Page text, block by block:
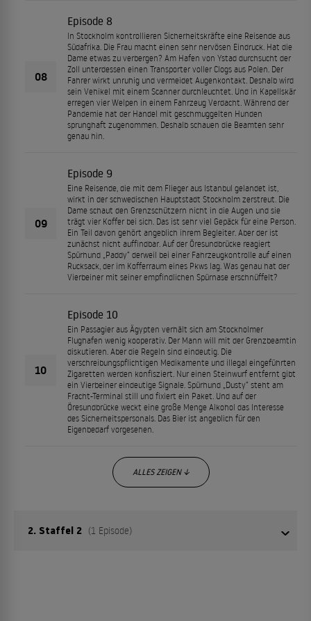
08
Episode 8
In Stockholm kontrollieren Sicherheitskräfte eine Reisende aus
Südafrika. Die Frau macht einen sehr nervösen Eindruck. Hat die
Dame etwas zu verbergen? Am Hafen von Ystad durchsucht der
Zoll unterdessen einen Transporter voller Clogs aus Polen. Der
Fahrer wirkt unruhig und vermeidet Augenkontakt. Deshalb wird
sein Vehikel mit einem Scanner durchleuchtet. Und in Kapellskär
erregen vier Welpen in einem Fahrzeug Verdacht. Während der
Pandemie hat der Handel mit geschmuggelten Hunden
sprunghaft zugenommen. Deshalb schauen die Beamten sehr
genau hin.
09
Episode 9
Eine Reisende, die mit dem Flieger aus Istanbul gelandet ist,
wirkt in der schwedischen Hauptstadt Stockholm zerstreut. Die
Dame schaut den Grenzschützern nicht in die Augen und sie
trägt vier Koffer bei sich. Das ist sehr viel Gepäck für eine Person.
Ein Teil davon gehört angeblich ihrem Begleiter. Aber der ist
zunächst nicht auffindbar. Auf der Öresundbrücke reagiert
Spürhund „Paddy“ derweil bei einer Fahrzeugkontrolle auf einen
Rucksack, der im Kofferraum eines Pkws lag. Was genau hat der
Vierbeiner mit seiner empfindlichen Spürnase erschnüffelt?
10
Episode 10
Ein Passagier aus Ägypten verhält sich am Stockholmer
Flughafen wenig kooperativ. Der Mann will mit der Grenzbeamtin
diskutieren. Aber die Regeln sind eindeutig. Die
verschreibungspflichtigen Medikamente und illegal eingeführten
Zigaretten werden konfisziert. Nur einen Steinwurf entfernt gibt
ein Vierbeiner eindeutige Signale. Spürhund „Dusty“ steht am
Fracht-Terminal still und fixiert ein Paket. Und auf der
Öresundbrücke weckt eine große Menge Alkohol das Interesse
des Sicherheitspersonals. Das Bier ist angeblich für den
Eigenbedarf vorgesehen.
ALLES ZEIGEN ↓
2. Staffel 2 (1 Episode)